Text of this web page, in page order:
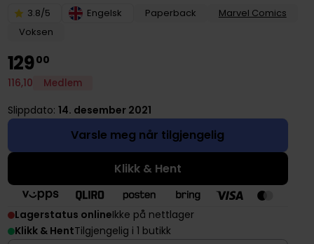
3.8/5 Engelsk Paperback
Marvel Comics
Voksen
12900
116,10 Medlem
Slippdato: 14. desember 2021
Varsle meg når tilgjengelig
Klikk & Hent
Lagerstatus onlineIkke på nettlager
Klikk & HentTilgjengelig i 1 butikk